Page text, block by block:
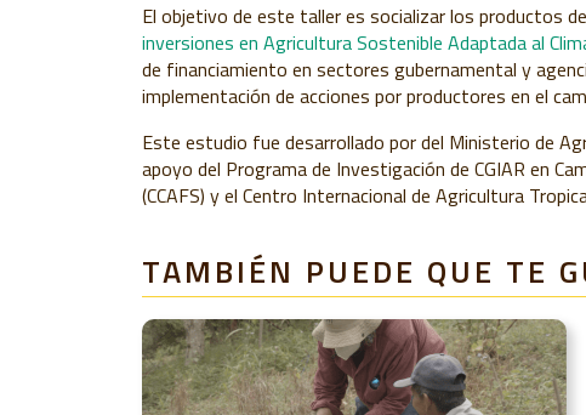
El objetivo de este taller es socializar los productos
inversiones en Agricultura Sostenible Adaptada al
de financiamiento en sectores gubernamental y
implementación de acciones por productores en el
Este estudio fue desarrollado por del Ministerio de
apoyo del Programa de Investigación de CGIAR en
(CCAFS) y el Centro Internacional de Agricultura
TAMBIÉN PUEDE QUE TE